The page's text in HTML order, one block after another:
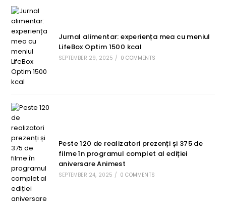
Jurnal alimentar: experiența mea cu meniul
LifeBox Optim 1500 kcal
SEPTEMBER 29, 2025 / 0 COMMENTS
Peste 120 de realizatori prezenți și 375 de
filme în programul complet al ediției
aniversare Animest
SEPTEMBER 24, 2025 / 0 COMMENTS